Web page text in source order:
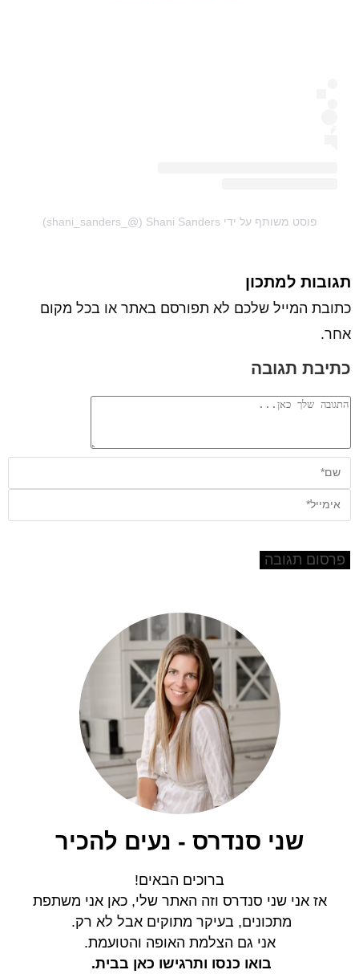
פוסט משותף על ידי ‏‎Shani Sanders‎‏ (@‏‎shani_sanders_‎‏)
תגובות למתכון
כתובת המייל שלכם לא תפורסם באתר או בכל מקום
אחר.
כתיבת תגובה
שני סנדרס - נעים להכיר
ברוכים הבאים!
אז אני שני סנדרס וזה האתר שלי, כאן אני משתפת
מתכונים, בעיקר מתוקים אבל לא רק.
אני גם הצלמת האופה והטועמת.
בואו כנסו ותרגישו כאן בבית.